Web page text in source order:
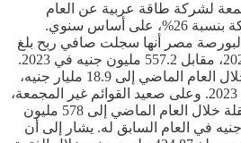
لشركة طاقة عربية عن العام
الماضي، إرتفاع أرباح الشركة بنسبة 26%، على أساس سنوي.
مصر أنها سجلت صافي ربح بلغ
702.03 مليون جنيه خلال 2024، مقابل 557.2 مليون جنيه في 2023.
وإرتفعت إيرادات الشركة خلال العام الماضي إلى 18.9 مليار جنيه،
مقابل 13.46 مليار جنيه في 2023. وعلى صعيد القوائم غير المجمعة،
قفزت أرباح الشركة المستقلة خلال العام الماضي إلى 578 مليون
186.75 مليون جنيه في العام السابق له. يشار إلى أن